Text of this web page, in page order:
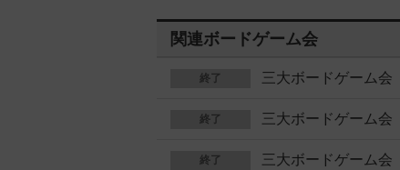
関連ボードゲーム会
終了 三大ボードゲーム会
終了 三大ボードゲーム会
終了 三大ボードゲーム会